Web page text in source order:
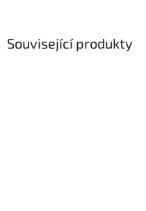
Související produkty